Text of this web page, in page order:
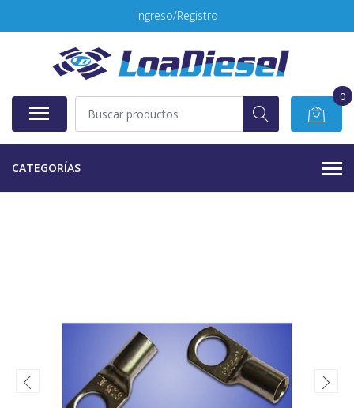
Ingreso/Registro
0
CATEGORÍAS